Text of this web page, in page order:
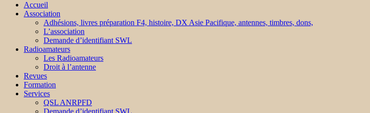
Accueil
Association
Adhésions, livres préparation F4, histoire, DX Asie Pacifique, antennes, timbres, dons,
L’association
Demande d’identifiant SWL
Radioamateurs
Les Radioamateurs
Droit à l’antenne
Revues
Formation
Services
QSL ANRPFD
Demande d’identifiant SWL